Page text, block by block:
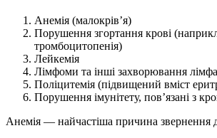
Анемія (малокрів’я)
Порушення згортання крові
тромбоцитопенія)
Лейкемія
Лімфоми та інші захворювання
Поліцитемія (підвищений вміст
Порушення імунітету, пов’язані з
Анемія — найчастіша причина звернення